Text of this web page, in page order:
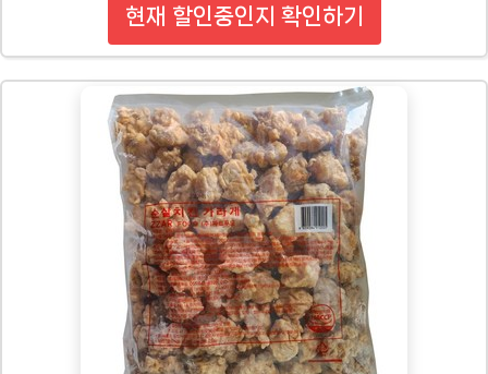
현재 할인중인지 확인하기